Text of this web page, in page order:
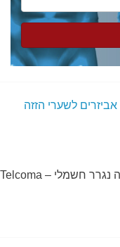
אביזרים לשערי הזזה
ערכת פיקוד אלקטרוני לשני מנועי שער הזזה נגרר חשמלי – Telcoma